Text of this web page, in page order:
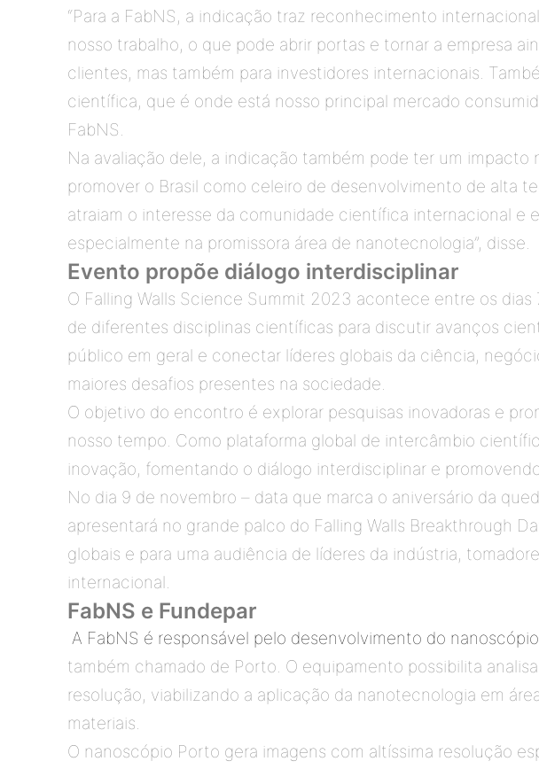
“Para a FabNS, a indicação traz reconhecimento
nosso trabalho, o que pode abrir portas e tornar a empresa
clientes, mas também para investidores internacionais.
científica, que é onde está nosso principal mercado
FabNS.
Na avaliação dele, a indicação também pode ter um
promover o Brasil como celeiro de desenvolvimento de alta
atraiam o interesse da comunidade científica internacional e
especialmente na promissora área de nanotecnologia”, disse.
Evento propõe diálogo interdisciplinar
O Falling Walls Science Summit 2023 acontece entre os
de diferentes disciplinas científicas para discutir avanços
público em geral e conectar líderes globais da ciência,
maiores desafios presentes na sociedade.
O objetivo do encontro é explorar pesquisas inovadoras e
nosso tempo. Como plataforma global de intercâmbio
inovação, fomentando o diálogo interdisciplinar e
No dia 9 de novembro – data que marca o aniversário da
apresentará no grande palco do Falling Walls Breakthrough
globais e para uma audiência de líderes da indústria,
internacional.
FabNS e Fundepar
A FabNS é responsável pelo desenvolvimento do
também chamado de Porto. O equipamento possibilita
resolução, viabilizando a aplicação da nanotecnologia em
materiais.
O nanoscópio Porto gera imagens com altíssima resolução